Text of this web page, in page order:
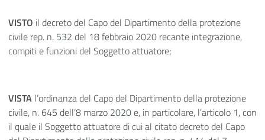
VISTO il decreto del Capo del Dipartimento della protezione
civile rep. n. 532 del 18 febbraio 2020 recante integrazione,
compiti e funzioni del Soggetto attuatore;
VISTA l’ordinanza del Capo del Dipartimento della protezione
civile, n. 645 dell’8 marzo 2020 e, in particolare, l’articolo 1, con
il quale il Soggetto attuatore di cui al citato decreto del Capo